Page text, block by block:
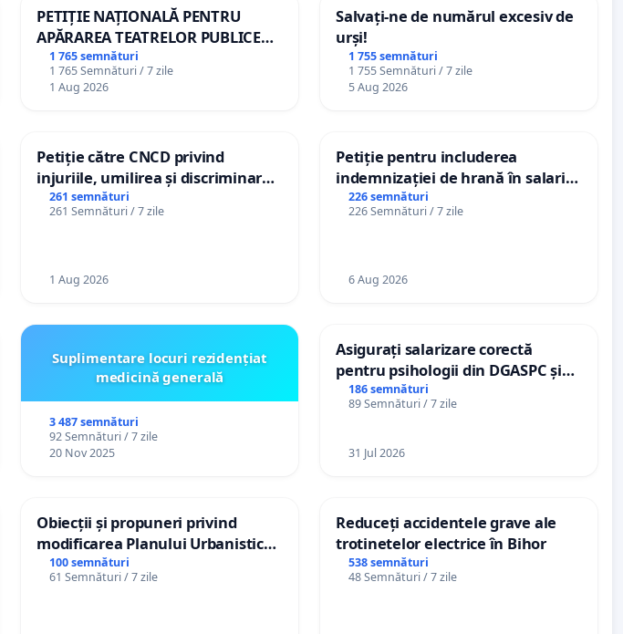
PETIȚIE NAȚIONALĂ PENTRU
APĂRAREA TEATRELOR PUBLICE
DE REPERTORIU DIN ROMÂNIA
1 765 semnături
1 765 Semnături / 7 zile
1 Aug 2026
Salvați-ne de numărul excesiv de
urși!
1 755 semnături
1 755 Semnături / 7 zile
5 Aug 2026
Petiție către CNCD privind
injuriile, umilirea și discriminarea
persoanelor cu dizabilități de
către utilizatorul TikTok „Gorici”
261 semnături
261 Semnături / 7 zile
1 Aug 2026
Petiție pentru includerea
indemnizației de hrană în salariul
de bază și protejarea gradațiilor
de vechime pentru asistenții
226 semnături
226 Semnături / 7 zile
6 Aug 2026
Suplimentare locuri rezidențiat
medicină generală
3 487 semnături
92 Semnături / 7 zile
20 Nov 2025
Asigurați salarizare corectă
pentru psihologii din DGASPC și
spitale
186 semnături
89 Semnături / 7 zile
31 Jul 2026
Obiecții și propuneri privind
modificarea Planului Urbanistic
General al orașului Ialoveni
100 semnături
61 Semnături / 7 zile
Reduceți accidentele grave ale
trotinetelor electrice în Bihor
538 semnături
48 Semnături / 7 zile